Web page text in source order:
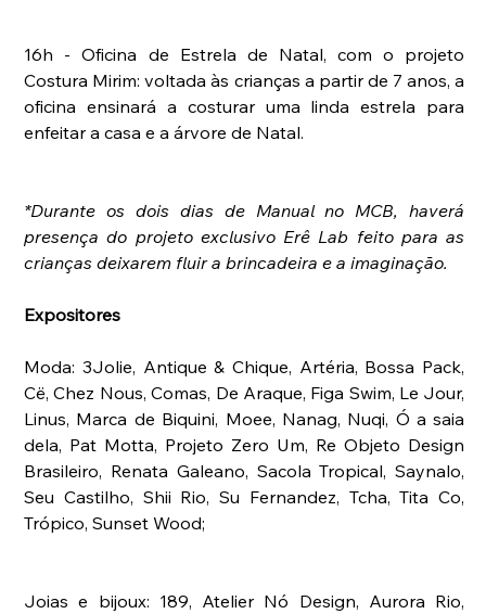
16h - Oficina de Estrela de Natal, com o projeto
Costura Mirim: voltada às crianças a partir de 7 anos, a
oficina ensinará a costurar uma linda estrela para
enfeitar a casa e a árvore de Natal.
*Durante os dois dias de Manual no MCB, haverá
presença do projeto exclusivo Erê Lab feito para as
crianças deixarem fluir a brincadeira e a imaginação.
Expositores
Moda: 3Jolie, Antique & Chique, Artéria, Bossa Pack,
Cë, Chez Nous, Comas, De Araque, Figa Swim, Le Jour,
Linus, Marca de Biquini, Moee, Nanag, Nuqi, Ó a saia
dela, Pat Motta, Projeto Zero Um, Re Objeto Design
Brasileiro, Renata Galeano, Sacola Tropical, Saynalo,
Seu Castilho, Shii Rio, Su Fernandez, Tcha, Tita Co,
Trópico, Sunset Wood;
Joias e bijoux: 189, Atelier Nó Design, Aurora Rio,